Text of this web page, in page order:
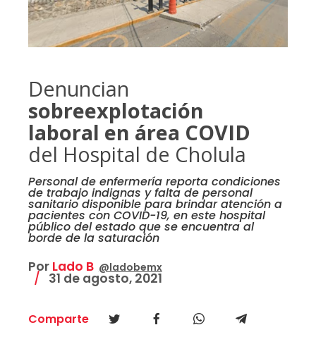
Denuncian
sobreexplotación
laboral en área COVID
del Hospital de Cholula
Personal de enfermería reporta condiciones
de trabajo indignas y falta de personal
sanitario disponible para brindar atención a
pacientes con COVID-19, en este hospital
público del estado que se encuentra al
borde de la saturación
Por Lado B @ladobemx
31 de agosto, 2021
Comparte